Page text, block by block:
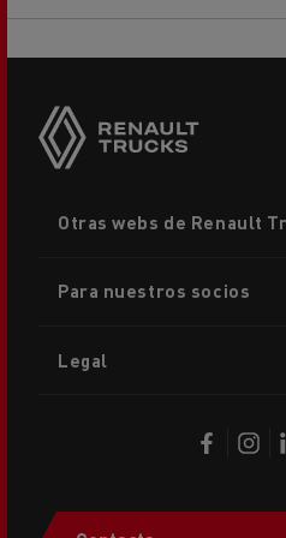
menu
Otras webs de Renault
Para nuestros socios
Legal